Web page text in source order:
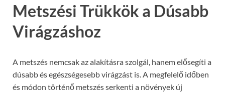
Metszési Trükkök a Dúsabb
Virágzáshoz
A metszés nemcsak az alakításra szolgál, hanem elősegíti a
dúsabb és egészségesebb virágzást is. A megfelelő időben
és módon történő metszés serkenti a növények új